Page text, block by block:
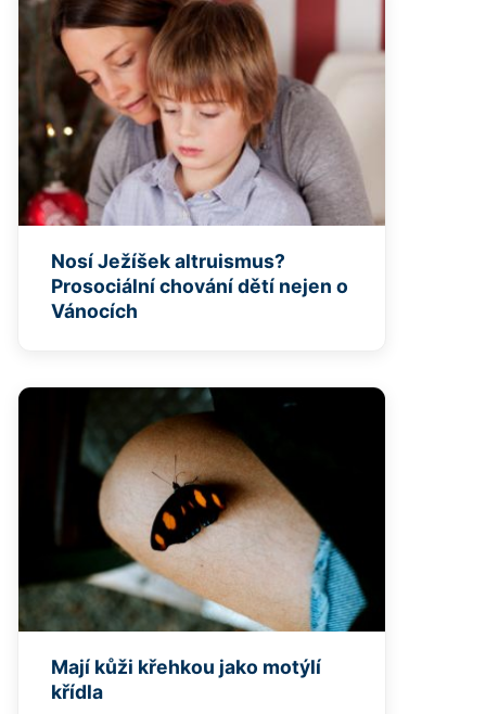
Nosí Ježíšek altruismus?
Prosociální chování dětí nejen o
Vánocích
Mají kůži křehkou jako motýlí
křídla